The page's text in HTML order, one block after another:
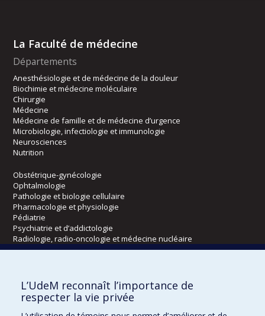
La Faculté de médecine
Départements
Anesthésiologie et de médecine de la douleur
Biochimie et médecine moléculaire
Chirurgie
Médecine
Médecine de famille et de médecine d’urgence
Microbiologie, infectiologie et immunologie
Neurosciences
Nutrition
Obstétrique-gynécologie
Ophtalmologie
Pathologie et biologie cellulaire
Pharmacologie et physiologie
Pédiatrie
Psychiatrie et d’addictologie
Radiologie, radio-oncologie et médecine nucléaire
Écoles
Kinésiologie et des sciences de l’activité physique
Orthophonie et audiologie
L’UdeM reconnaît l’importance de
respecter la vie privée